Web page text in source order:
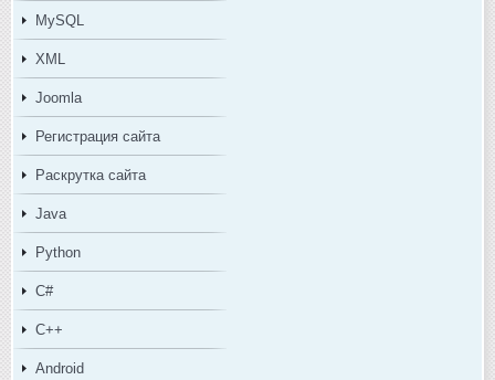
MySQL
XML
Joomla
Регистрация сайта
Раскрутка сайта
Java
Python
C#
C++
Android